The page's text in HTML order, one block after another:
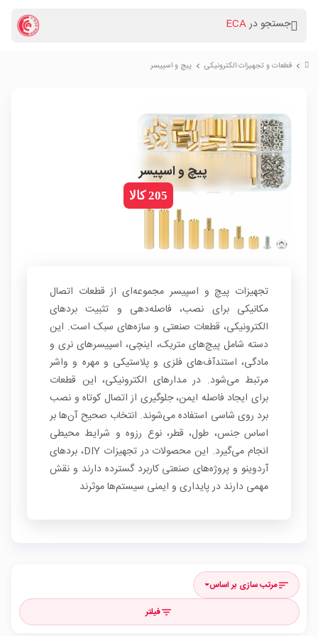
جستجو درECA
chevron_right قطعات و تجهیزات الکترونیکی chevron_right پیچ و اسپیسر
پیچ و اسپیسر
205 کالا
تجهیزات پیچ و اسپیسر مجموعه‌ای از قطعات اتصال
مکانیکی برای نصب، فاصله‌دهی و تثبیت بردهای
الکترونیکی، قطعات صنعتی و سازه‌های سبک است. این
دسته شامل پیچ‌های متریک، اینچی، اسپیسرهای نری و
مادگی، استندآف‌های فلزی و پلاستیکی و مهره و واشر
مرتبط می‌شود. در مدارهای الکترونیکی، این قطعات
برای ایجاد فاصله ایمن، جلوگیری از اتصال کوتاه و نصب
برد روی شاسی استفاده می‌شوند. انتخاب صحیح آن‌ها بر
اساس جنس، طول، قطر، نوع رزوه و شرایط محیطی
انجام می‌گیرد. این محصولات در تجهیزات DIY، بردهای
آردوینو و پروژه‌های صنعتی کاربرد گسترده دارند و نقش
مهمی دارند در پایداری و ایمنی سیستم‌ها موثرند
sortمرتب سازی بر اساس
filter_listفیلتر